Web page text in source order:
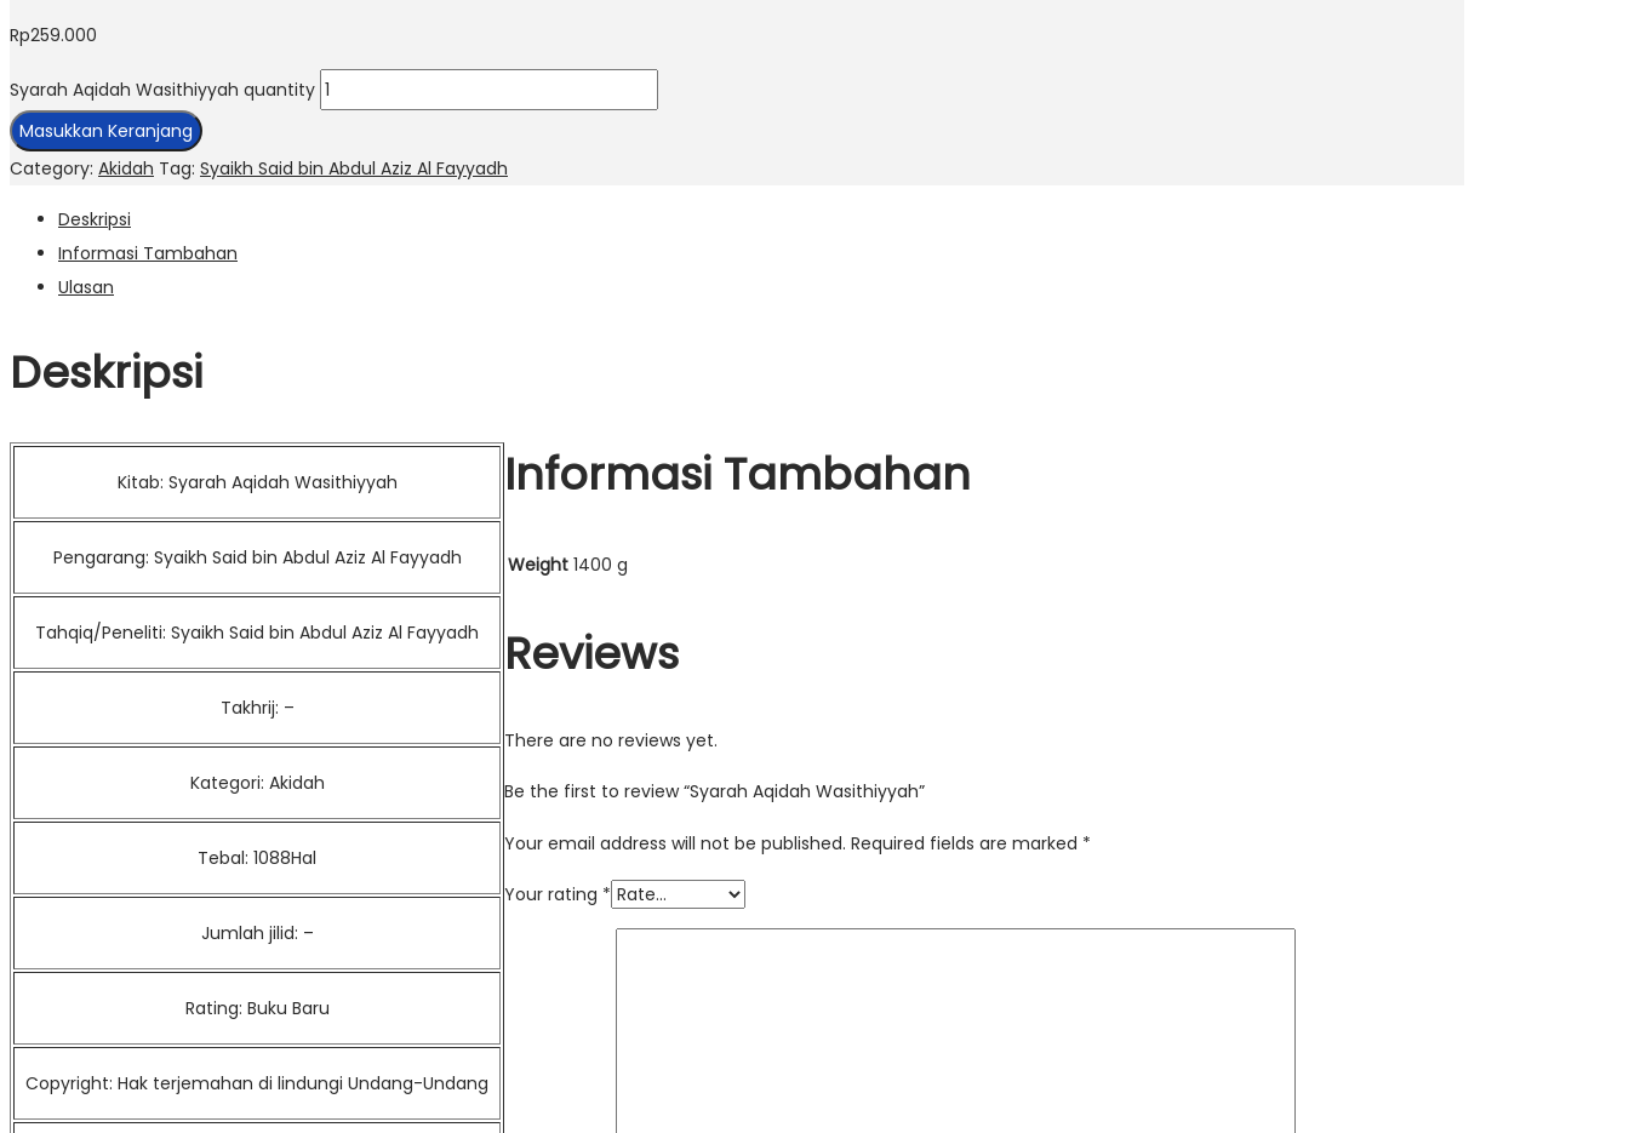
Rp259.000
Syarah Aqidah Wasithiyyah quantity
Masukkan Keranjang
Category: Akidah Tag: Syaikh Said bin Abdul Aziz Al Fayyadh
Deskripsi
Informasi Tambahan
Ulasan
Deskripsi
Kitab: Syarah Aqidah Wasithiyyah
Pengarang: Syaikh Said bin Abdul Aziz Al Fayyadh
Tahqiq/Peneliti: Syaikh Said bin Abdul Aziz Al Fayyadh
Takhrij: –
Kategori: Akidah
Tebal: 1088Hal
Jumlah jilid: –
Rating: Buku Baru
Copyright: Hak terjemahan di lindungi Undang-Undang
Informasi Tambahan
Weight 1400 g
Reviews
There are no reviews yet.
Be the first to review “Syarah Aqidah Wasithiyyah”
Your email address will not be published. Required fields are marked *
Your rating *